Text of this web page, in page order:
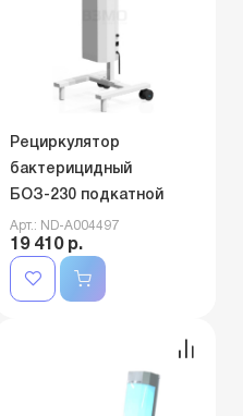
Рециркулятор
бактерицидный
БОЗ-230 подкатной
Арт.: ND-A004497
19 410 р.